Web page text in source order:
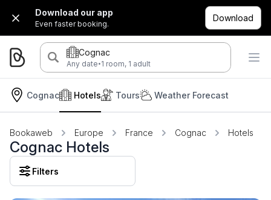
Download our app
Even faster booking.
Download
Cognac
Any date·1 room, 1 adult
Cognac Hotels Tours Weather Forecast
Bookaweb Europe France Cognac Hotels
Cognac Hotels
Filters